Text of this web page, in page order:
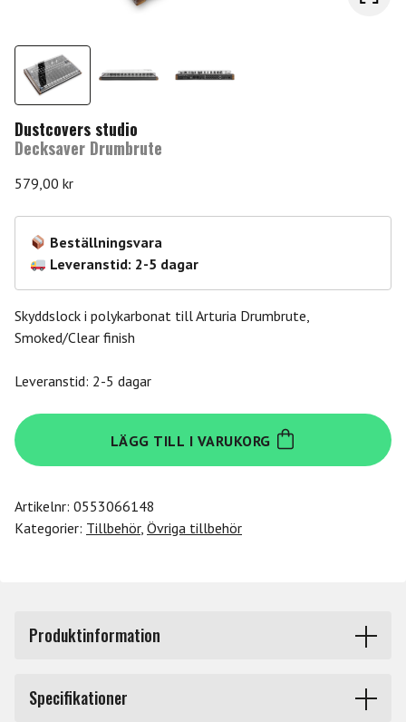
Dustcovers studio
Decksaver Drumbrute
579,00 kr
Beställningsvara
Leveranstid: 2-5 dagar
Skyddslock i polykarbonat till Arturia Drumbrute,
Smoked/Clear finish
Leveranstid: 2-5 dagar
Decksaver
Drumbrute
mängd
LÄGG TILL I VARUKORG
Artikelnr: 0553066148
Kategorier: Tillbehör, Övriga tillbehör
Produktinformation
Tillverkat i tålig polykarbonat för att skyddet ska hålla
även under turnén. Skyddar rattar och faders som damm,
Specifikationer